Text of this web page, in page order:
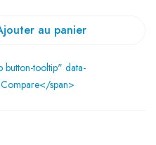
au panier
button-tooltip" data-
span>